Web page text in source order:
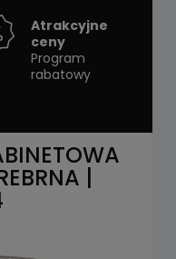
Atrakcyjne
ceny
Program
rabatowy
|